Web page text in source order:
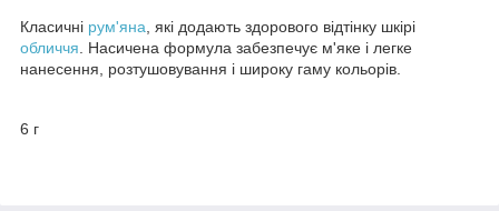
Класичні рум'яна , які додають здорового відтінку шкірі
обличчя . Насичена формула забезпечує м'яке і легке
нанесення, розтушовування і широку гаму кольорів.
6 г